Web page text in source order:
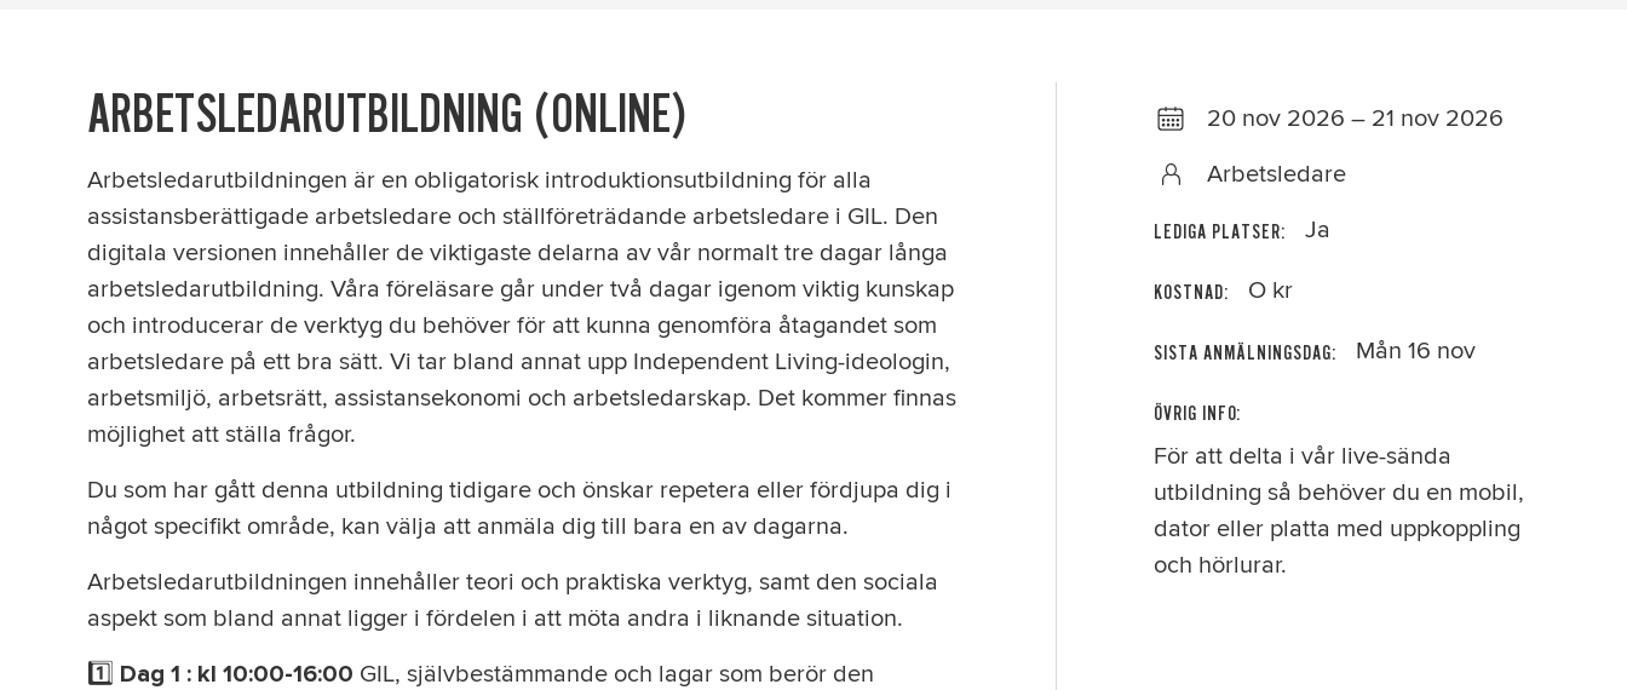
ARBETSLEDARUTBILDNING (ONLINE)
Arbetsledarutbildningen är en obligatorisk introduktionsutbildning för alla
assistansberättigade arbetsledare och ställföreträdande arbetsledare i GIL. Den
digitala versionen innehåller de viktigaste delarna av vår normalt tre dagar långa
arbetsledarutbildning. Våra föreläsare går under två dagar igenom viktig kunskap
och introducerar de verktyg du behöver för att kunna genomföra åtagandet som
arbetsledare på ett bra sätt. Vi tar bland annat upp Independent Living-ideologin,
arbetsmiljö, arbetsrätt, assistansekonomi och arbetsledarskap. Det kommer finnas
möjlighet att ställa frågor.
Du som har gått denna utbildning tidigare och önskar repetera eller fördjupa dig i
något specifikt område, kan välja att anmäla dig till bara en av dagarna.
Arbetsledarutbildningen innehåller teori och praktiska verktyg, samt den sociala
aspekt som bland annat ligger i fördelen i att möta andra i liknande situation.
1️⃣ Dag 1 : kl 10:00-16:00 GIL, självbestämmande och lagar som berör den
20 nov 2026 – 21 nov 2026
Arbetsledare
LEDIGA PLATSER: Ja
KOSTNAD: O kr
SISTA ANMÄLNINGSDAG: Mån 16 nov
ÖVRIG INFO:
För att delta i vår live-sända
utbildning så behöver du en mobil,
dator eller platta med uppkoppling
och hörlurar.